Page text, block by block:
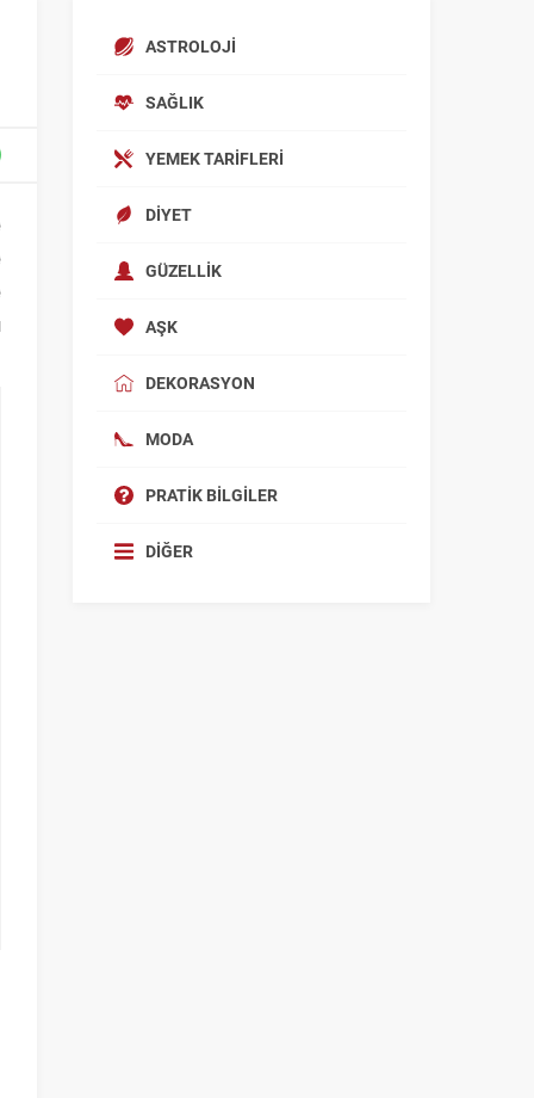
ASTROLOJI
SAĞLIK
YEMEK TARIFLERI
DIYET
GÜZELLIK
AŞK
DEKORASYON
MODA
PRATIK BILGILER
DIĞER